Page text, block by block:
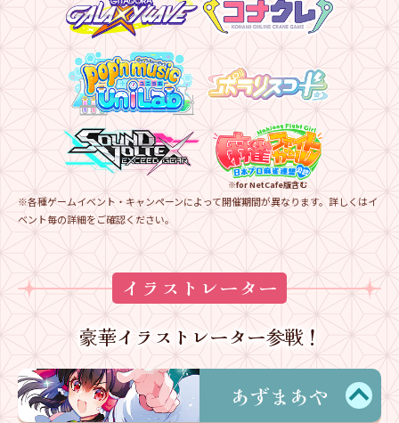
※各種ゲームイベント・キャンペーンによって開催期間が異なります。詳しくはイ
ベント毎の詳細をご確認ください。
イラストレーター
豪華イラストレーター参戦！
あずまあや